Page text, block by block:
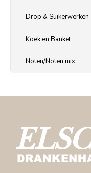
Drop & Suikerwerken
Koek en Banket
Noten/Noten mix